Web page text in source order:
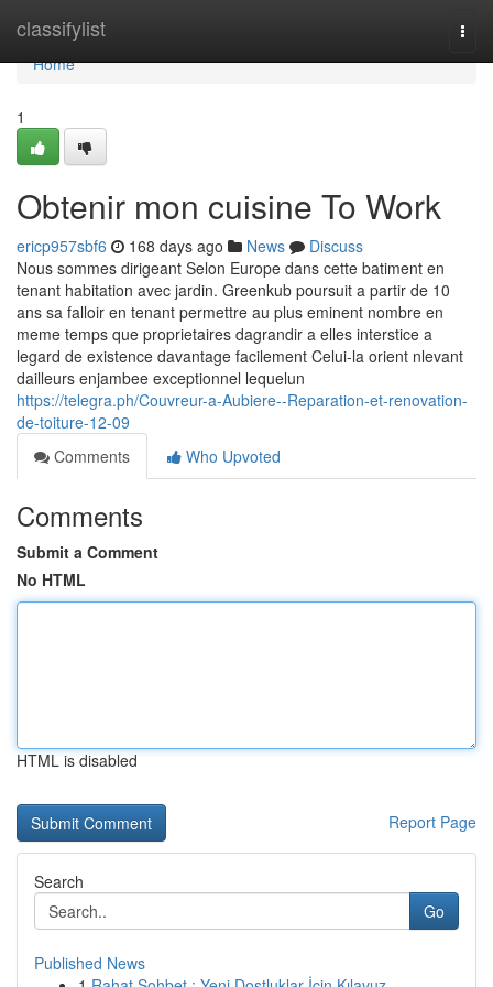
classifylist
Home
Home
1
Obtenir mon cuisine To Work
ericp957sbf6 168 days ago News
Discuss
Nous sommes dirigeant Selon Europe dans cette batiment en
tenant habitation avec jardin. Greenkub poursuit a partir de 10
ans sa falloir en tenant permettre au plus eminent nombre en
meme temps que proprietaires dagrandir a elles interstice a
legard de existence davantage facilement Celui-la orient nlevant
dailleurs enjambee exceptionnel lequelun
https://telegra.ph/Couvreur-a-Aubiere--Reparation-et-renovation-
de-toiture-12-09
Comments
Who Upvoted
Comments
Submit a Comment
No HTML
HTML is disabled
Report Page
Search
Go
Published News